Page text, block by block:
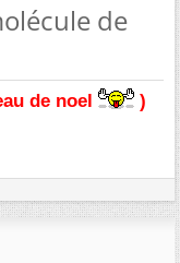
de
de noel
)